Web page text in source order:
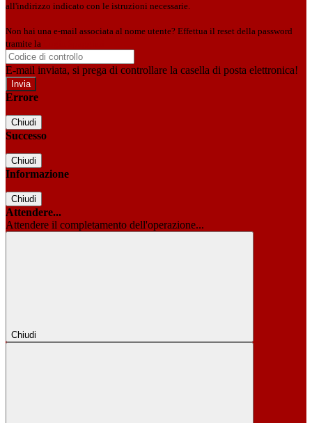
all'indirizzo indicato con le istruzioni necessarie.
Non hai una e-mail associata al nome utente? Effettua il reset della password
tramite la
E-mail inviata, si prega di controllare la casella di posta elettronica!
Errore
Chiudi
Successo
Chiudi
Informazione
Chiudi
Attendere...
Attendere il completamento dell'operazione...
Chiudi